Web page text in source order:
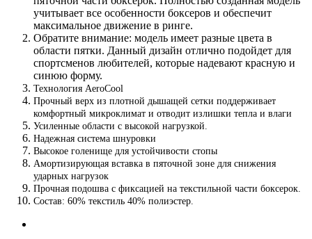
учитывает все особенности боксеров и обеспечит
максимальное движение в ринге.
Обратите внимание: модель имеет разные цвета в
области пятки. Данный дизайн отлично подойдет для
спортсменов любителей, которые надевают красную и
синюю форму.
Технология AeroCool
Прочный верх из плотной дышащей сетки поддерживает
комфортный микроклимат и отводит излишки тепла и влаги
Усиленные области с высокой нагрузкой.
Надежная система шнуровки
Высокое голенище для устойчивости стопы
Амортизирующая вставка в пяточной зоне для снижения
ударных нагрузок
Прочная подошва с фиксацией на текстильной части боксерок.
Состав: 60% текстиль 40% полиэстер.